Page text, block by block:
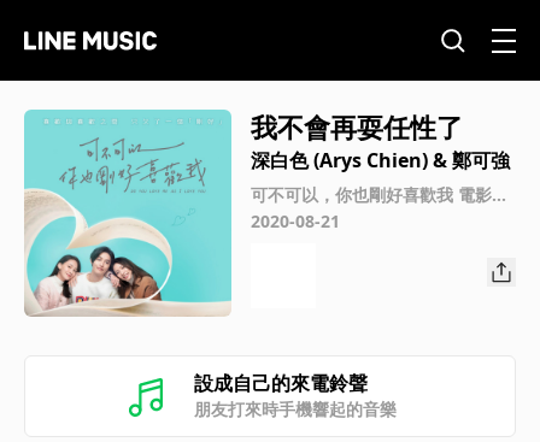
我不會再耍任性了
深白色 (Arys Chien) & 鄭可強
可不可以，你也剛好喜歡我 電影原
聲帶
2020-08-21
設成自己的來電鈴聲
朋友打來時手機響起的音樂